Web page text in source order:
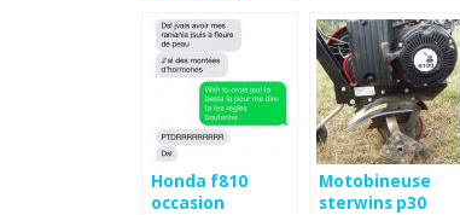
Honda f810
occasion
Motobineuse
sterwins p30